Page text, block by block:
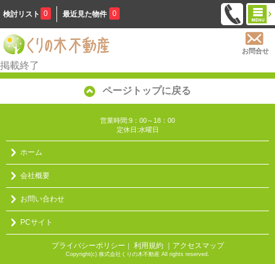
検討リスト 0 最近見た物件 0
お問合せ
掲載終了
ページトップに戻る
営業時間:9：00～18：00
定休日:水曜日
ホーム
会社概要
お問い合わせ
PCサイト
プライバシーポリシー ｜ 利用規約 ｜アクセスマップ
Copyright(c) 株式会社くりの木不動産 All rights reserved.